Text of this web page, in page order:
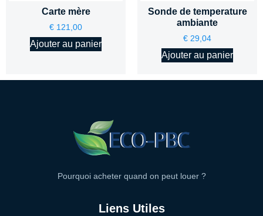
Carte mère
€ 121,00
Ajouter au panier
Sonde de temperature
ambiante
€ 29,04
Ajouter au panier
Pourquoi acheter quand on peut louer ?
Liens Utiles